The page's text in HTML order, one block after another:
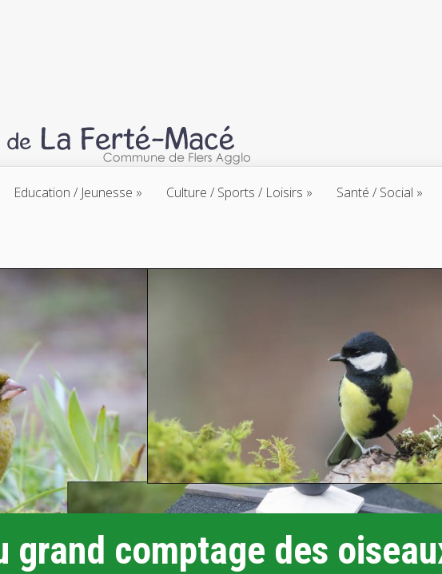
Education / Jeunesse Culture / Sports / Loisirs Santé / Social
grand comptage des